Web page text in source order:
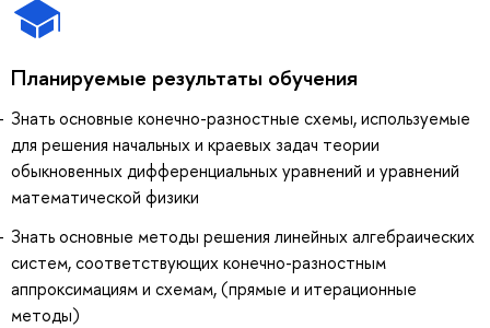
Планируемые результаты обучения
Знать основные конечно-разностные схемы, используемые
для решения начальных и краевых задач теории
обыкновенных дифференциальных уравнений и уравнений
математической физики
Знать основные методы решения линейных алгебраических
систем, соответствующих конечно-разностным
аппроксимациям и схемам, (прямые и итерационные
методы)